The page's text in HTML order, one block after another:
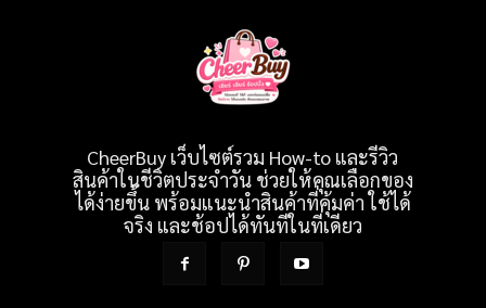
CheerBuy เว็บไซต์รวม How-to และรีวิว
สินค้าในชีวิตประจำวัน ช่วยให้คุณเลือกของ
ได้ง่ายขึ้น พร้อมแนะนำสินค้าที่คุ้มค่า ใช้ได้
จริง และช้อปได้ทันทีในที่เดียว